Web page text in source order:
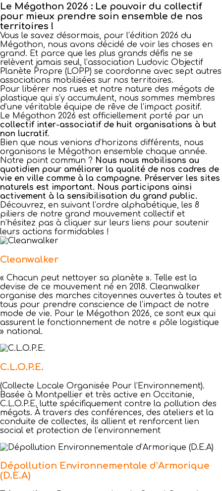
Le Mégothon 2026 : Le pouvoir du collectif
pour mieux prendre soin ensemble de nos
territoires !
Vous le savez désormais, pour l’édition 2026 du
Mégothon, nous avons décidé de voir les choses en
grand. Et parce que les plus grands défis ne se
relèvent jamais seul, l’association Ludovic Objectif
Planète Propre (LOPP) se coordonne avec sept autres
associations mobilisées sur nos territoires.
Pour libérer nos rues et notre nature des mégots de
plastique qui s’y accumulent, nous sommes membres
d’une véritable équipe de rêve de l’impact positif.
Le Mégothon 2026 est officiellement porté par un
collectif inter-associatif de huit organisations à but
non lucratif.
Bien que nous venions d’horizons différents, nous
organisons le Mégothon ensemble chaque année.
Notre point commun ? Nous nous mobilisons au
quotidien pour améliorer la qualité de nos cadres de
vie en ville comme à la campagne. Préserver les sites
naturels est important. Nous participons ainsi
activement à la sensibilisation du grand public.
Découvrez, en suivant l’ordre alphabétique, les 8
piliers de notre grand mouvement collectif et
n’hésitez pas à cliquer sur leurs liens pour soutenir
leurs actions formidables !
Cleanwalker
« Chacun peut nettoyer sa planète ». Telle est la
devise de ce mouvement né en 2018. Cleanwalker
organise des marches citoyennes ouvertes à toutes et
tous pour prendre conscience de l’impact de notre
mode de vie. Pour le Mégothon 2026, ce sont eux qui
assurent le fonctionnement de notre « pôle logistique
» national.
C.L.O.P.E.
(Collecte Locale Organisée Pour l’Environnement).
Basée à Montpellier et très active en Occitanie,
C.L.O.P.E. lutte spécifiquement contre la pollution des
mégots. À travers des conférences, des ateliers et la
conduite de collectes, ils allient et renforcent lien
social et protection de l’environnement
Dépollution Environnementale d’Armorique
(D.E.A)